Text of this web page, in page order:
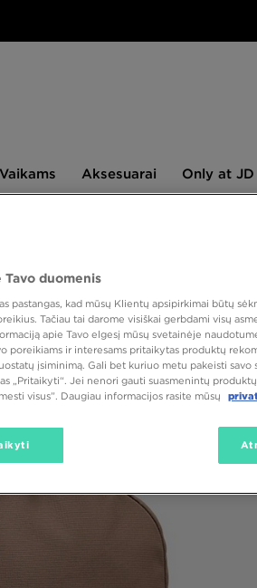
Aksesuarai Only at JD
Tavo duomenis
pastangas, kad mūsų Klientų apsipirkimai būtų
Tačiau tai darome visiškai gerbdami visų
apie Tavo elgesį mūsų svetainėje
poreikiams ir interesams pritaikytas produktų
įsiminimą. Gali bet kuriuo metu pakeisti
„Pritaikyti“. Jei nenori gauti suasmenintų
visus”. Daugiau informacijos rasite mūsų